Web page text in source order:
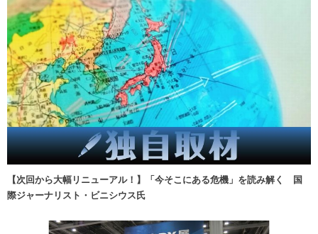
【次回から大幅リニューアル！】「今そこにある危機」を読み解く 国
際ジャーナリスト・ビニシウス氏